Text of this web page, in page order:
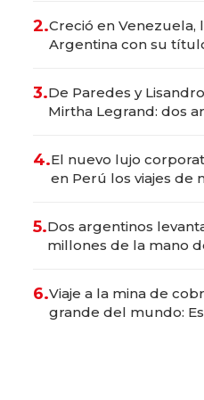
2.Creció en Venezuela,
Argentina con su
marcas "fast premium"
3.De Paredes y
Mirtha Legrand: dos
4.El nuevo lujo
en Perú los viajes de
transformadoras
5.Dos argentinos
millones de la mano
6.Viaje a la mina de
grande del mundo: